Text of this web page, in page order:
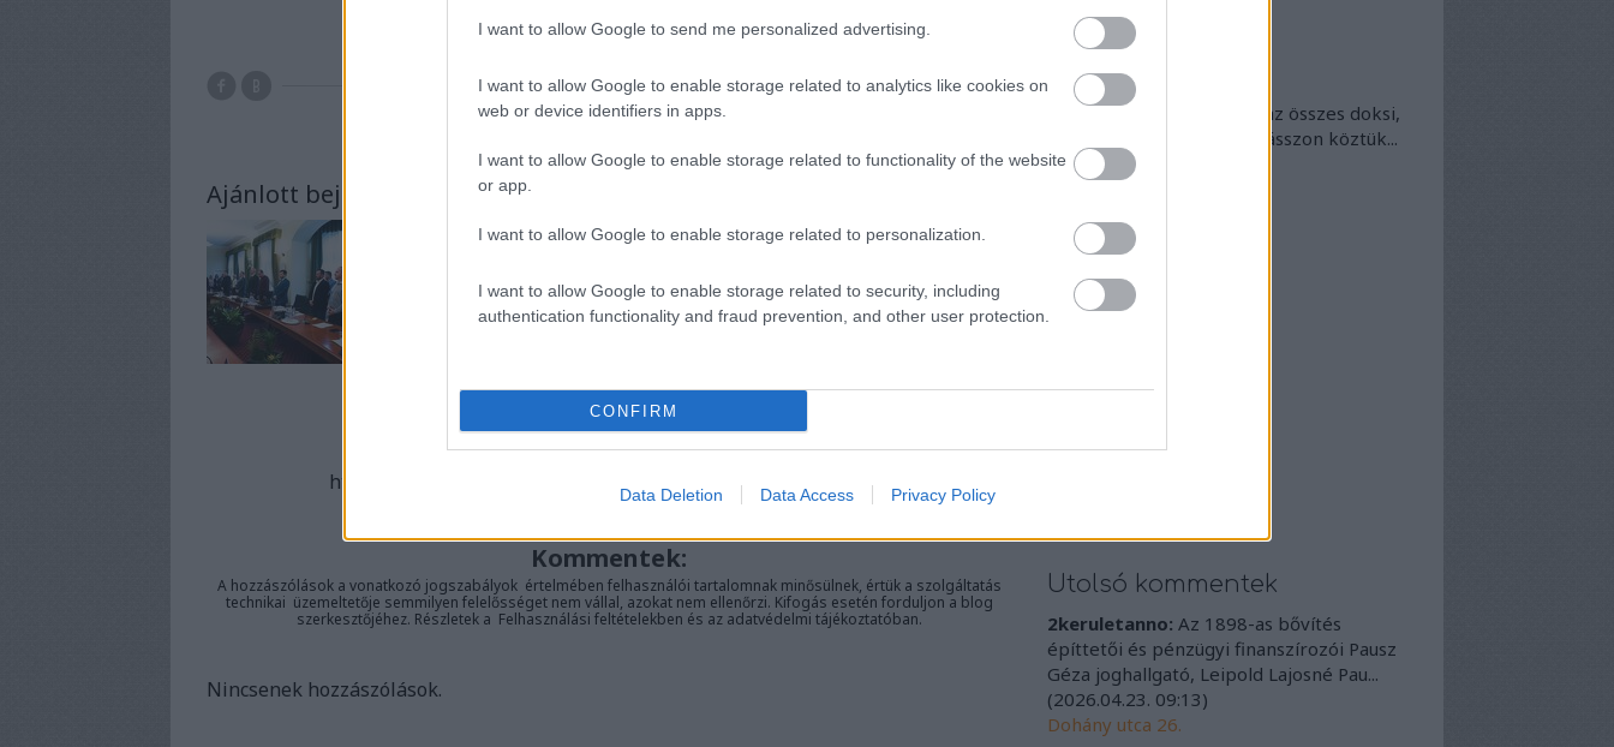
I want to allow Google to send me personalized advertising.
I want to allow Google to enable storage related to analytics like cookies on
web or device identifiers in apps.
I want to allow Google to enable storage related to functionality of the website
or app.
I want to allow Google to enable storage related to personalization.
I want to allow Google to enable storage related to security, including
authentication functionality and fraud prevention, and other user protection.
CONFIRM
Data Deletion Data Access Privacy Policy
önkormányzat
képviselőtestület testületi ülés ittlakunk.hu
Ajánlott bejegyzések:
A bejegyzés trackback címe:
https://mierzsebetvarosunk.blog.hu/api/trackback/id/6848843
Kommentek:
A hozzászólások a vonatkozó jogszabályokértelmében felhasználói tartalomnak minősülnek, értük a szolgáltatás
technikai üzemeltetője semmilyen felelősséget nem vállal, azokat nem ellenőrzi. Kifogás esetén forduljon a blog
szerkesztőjéhez. Részletek a Felhasználási feltételekben és az adatvédelmi tájékoztatóban.
Nincsenek hozzászólások.
Dokumentumtár
Dokumentumok
Itt egyben található meg az összes doksi,
akinek van kedve - bogarásszon köztük...
2025 szeptember
2025 április
2025 március
2025 február
2024 augusztus
Tovább...
Utolsó kommentek
2keruletanno: Az 1898-as bővítés
építtetői és pénzügyi finanszírozói Pausz
Géza joghallgató, Leipold Lajosné Pau...
(2026.04.23. 09:13)
Dohány utca 26.